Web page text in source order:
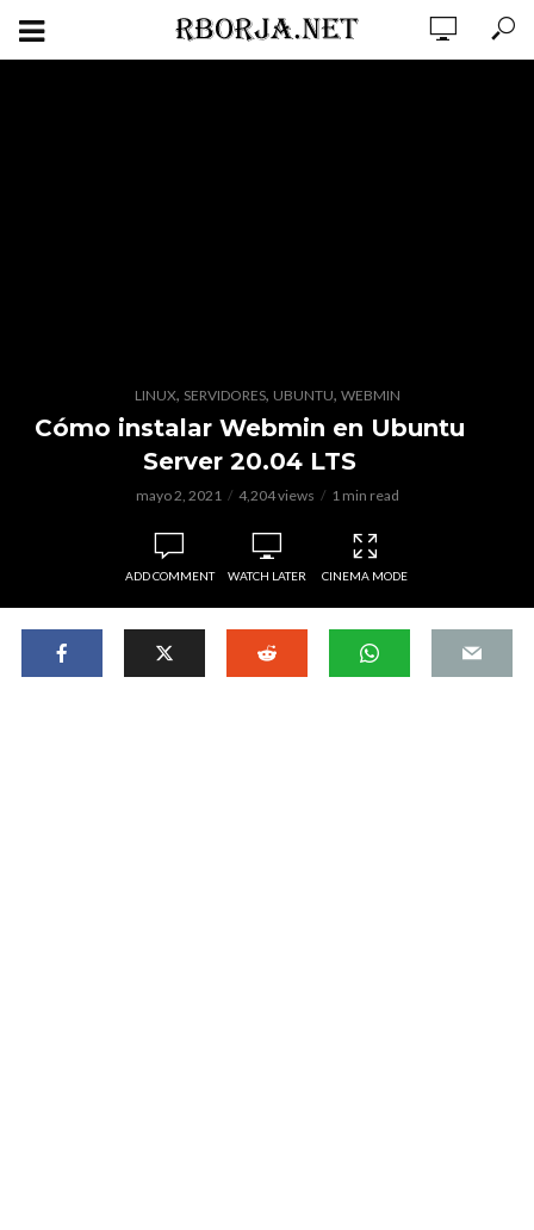
LINUX, SERVIDORES, UBUNTU, WEBMIN
Cómo instalar Webmin en Ubuntu
Server 20.04 LTS
mayo 2, 2021 4,204 views 1 min read
ADD COMMENT WATCH LATER CINEMA MODE